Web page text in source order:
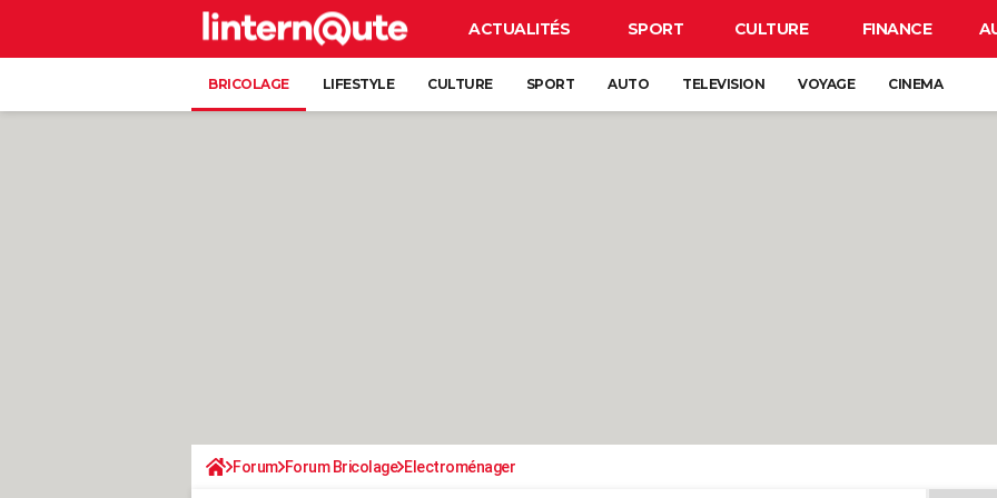
ACTUALITÉS SPORT CULTURE FINANCE
BRICOLAGE LIFESTYLE CULTURE SPORT AUTO TELEVISION VOYAGE CINEMA
Forum Forum Bricolage Electroménager